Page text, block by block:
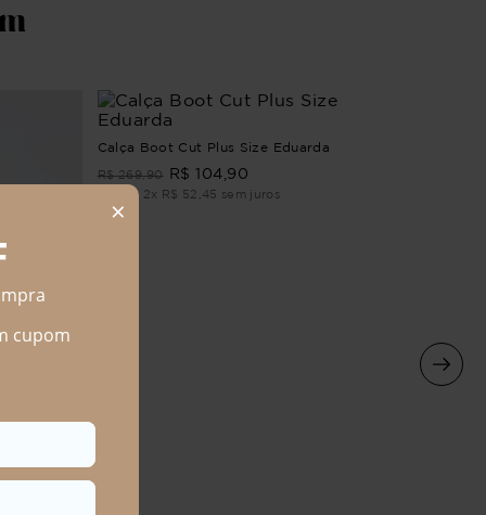
Calça Boot Cut Plus Size Eduarda
R$ 269,90 R$ 104 90
Em até 2x R$ 52 45 sem juros